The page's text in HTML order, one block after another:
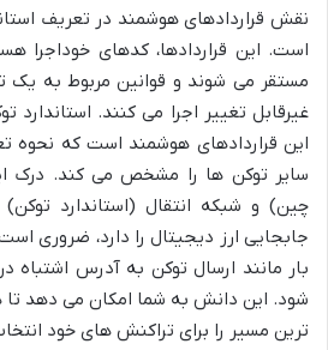
نقش قراردادهای هوشمند در تعریف
است. این قراردادها، کدهای خوداجرا
مستقر می شوند و قوانین مربوط به
غیرقابل تغییر اجرا می کنند. استاندارد
این قراردادهای هوشمند است که نحوه
سایر توکن ها را مشخص می کند. درک
چین) و شبکه انتقال (استاندارد
جابجایی ارز دیجیتال را دارد، ضروری
بار مانند ارسال توکن به آدرس اشتباه
شود. این دانش به شما امکان می دهد
ترین مسیر را برای تراکنش های خود